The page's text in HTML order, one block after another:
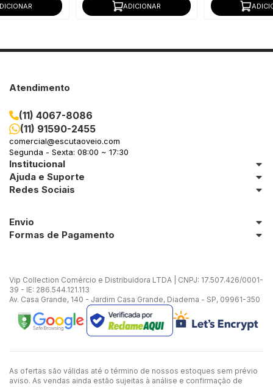
ADICIONAR
Atendimento
(11) 4067-8086
(11) 91590-2455
comercial@escutaoveio.com
Segunda - Sexta: 08:00 ~ 17:30
Institucional
Ajuda e Suporte
Redes Sociais
Envio
Formas de Pagamento
Vip Collection Comércio e Distribuidora LTDA | CNPJ: 17.507.426/0001-
39 - IE: 286.544.121.113
Av. Casa Grande, 140 - Jardim Casa Grande, Diadema - SP, 09961-350
As ofertas são válidas até o término de nossos estoques sem prévio
aviso. As vendas ainda estão sujeitas à análise e confirmação de